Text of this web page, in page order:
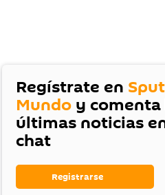
Regístrate en
Mundo y comenta
últimas noticias
chat
Registrarse